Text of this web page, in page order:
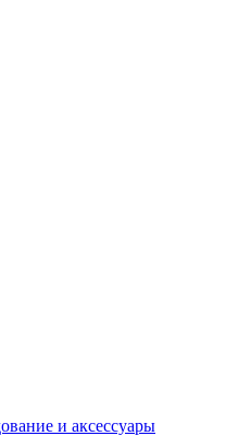
и аксессуары